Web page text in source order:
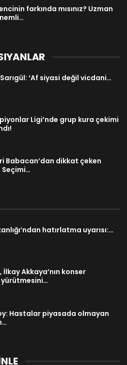
farkında mısınız? Uzman
‘Af siyasi değil vicdani…
Ligi’nde grup kura çekimi
Babacan’dan dikkat çeken
Seçimi…
hatırlatma uyarısı:…
İlkay Akkaya’nın konser
yürütmesini…
Hastalar piyasada olmayan